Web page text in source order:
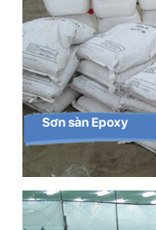
Sơn sàn Epoxy